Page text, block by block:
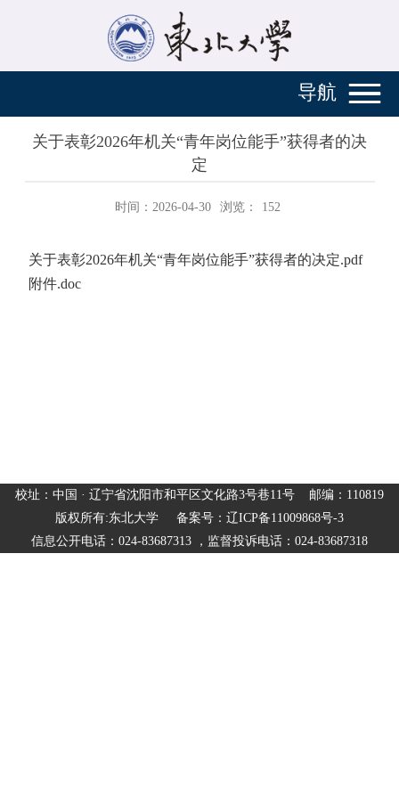
导航
关于表彰2026年机关“青年岗位能手”获得者的决
定
时间：2026-04-30 浏览： 152
关于表彰2026年机关“青年岗位能手”获得者的决定.pdf
附件.doc
校址：中国 · 辽宁省沈阳市和平区文化路3号巷11号 邮编：110819
版权所有:东北大学 备案号：辽ICP备11009868号-3
信息公开电话：024-83687313 ，监督投诉电话：024-83687318